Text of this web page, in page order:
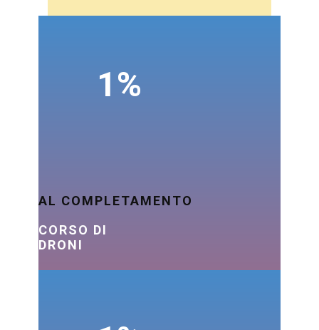
1%
AL COMPLETAMENTO
CORSO DI
DRONI